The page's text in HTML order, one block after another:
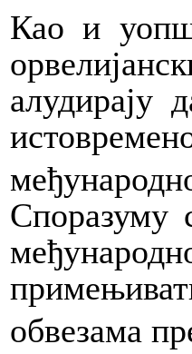
Као и
алудирају
Споразуму
обвезама